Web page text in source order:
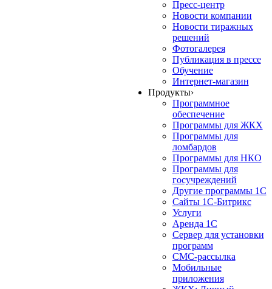
Пресс-центр
Новости компании
Новости тиражных
решений
Фотогалерея
Публикация в прессе
Обучение
Интернет-магазин
Продукты›
Программное
обеспечение
Программы для ЖКХ
Программы для
ломбардов
Программы для НКО
Программы для
госучреждений
Другие программы 1С
Сайты 1С-Битрикс
Услуги
Аренда 1С
Сервер для установки
программ
СМС-рассылка
Мобильные
приложения